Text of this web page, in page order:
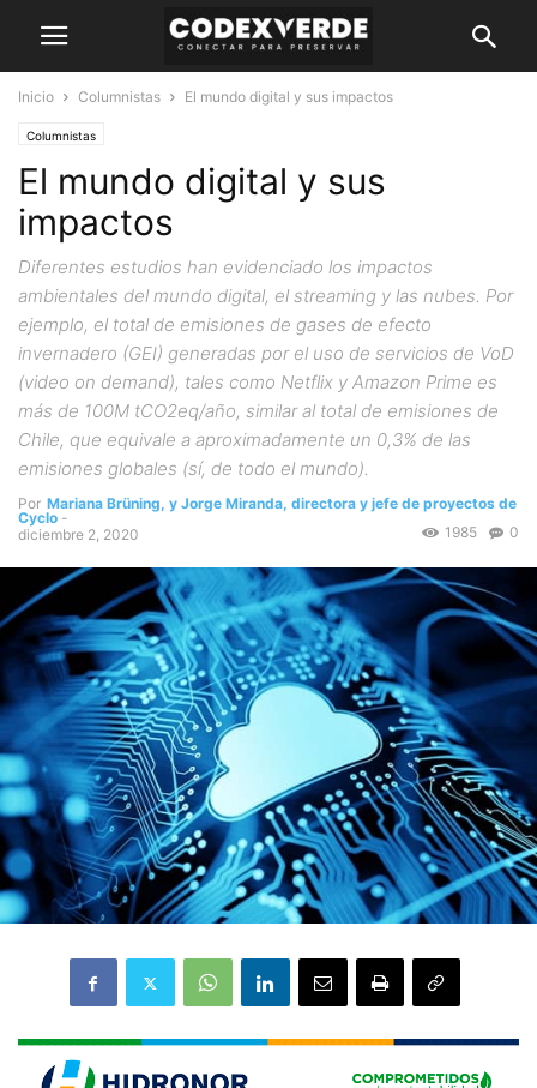
Inicio Columnistas El mundo digital y sus impactos
Columnistas
El mundo digital y sus
impactos
Diferentes estudios han evidenciado los impactos
ambientales del mundo digital, el streaming y las nubes. Por
ejemplo, el total de emisiones de gases de efecto
invernadero (GEI) generadas por el uso de servicios de VoD
(video on demand), tales como Netflix y Amazon Prime es
más de 100M tCO2eq/año, similar al total de emisiones de
Chile, que equivale a aproximadamente un 0,3% de las
emisiones globales (sí, de todo el mundo).
Por Mariana Brüning, y Jorge Miranda, directora y jefe de proyectos de
Cyclo -
diciembre 2, 2020
0
1985